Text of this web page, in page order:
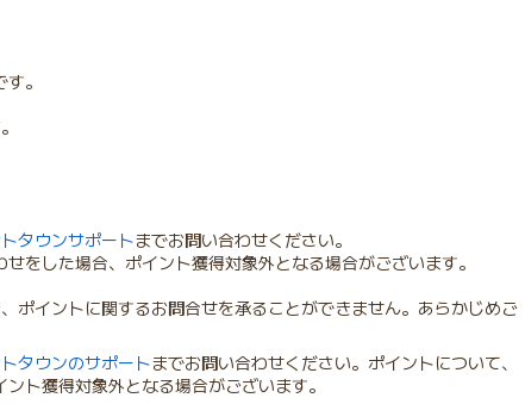
。
タウンサポートまでお問い合わせください。
をした場合、ポイント獲得対象外となる場合がございます。
ポイントに関するお問合せを承ることができません。あらかじめご
タウンのサポートまでお問い合わせください。ポイントについて、
ト獲得対象外となる場合がございます。